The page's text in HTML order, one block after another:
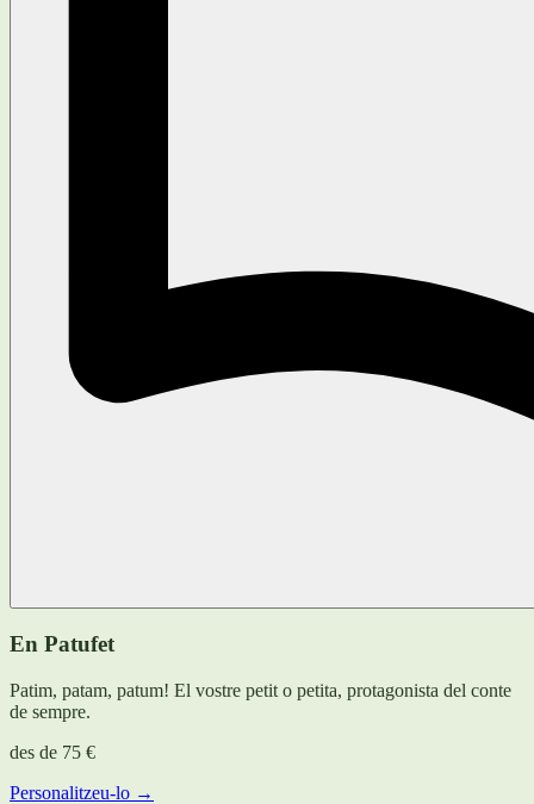
En Patufet
Patim, patam, patum! El vostre petit o petita, protagonista del conte
de sempre.
des de 75 €
Personalitzeu-lo →